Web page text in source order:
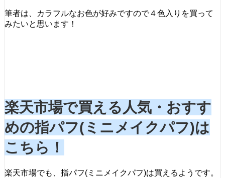
筆者は、カラフルなお色が好みですので４色入りを買って
みたいと思います！
楽天市場で買える人気・おすす
めの指パフ(ミニメイクパフ)は
こちら！
楽天市場でも、指パフ(ミニメイクパフ)は買えるようです。